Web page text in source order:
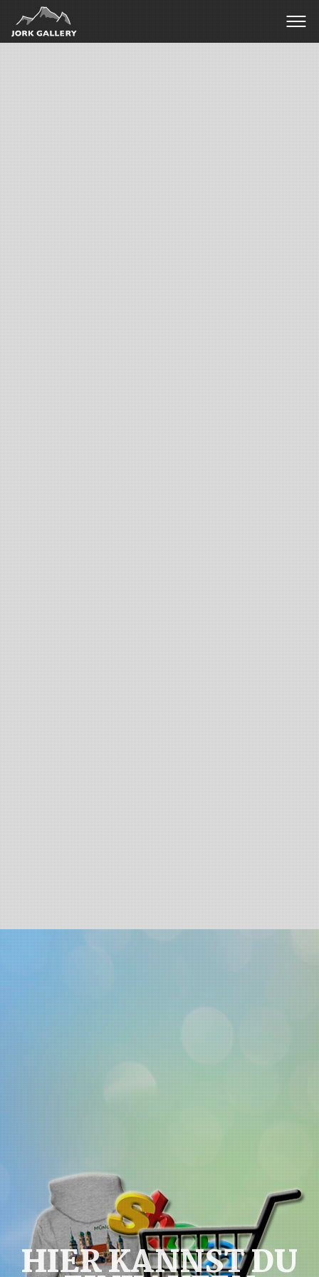
HIER KANNST DU